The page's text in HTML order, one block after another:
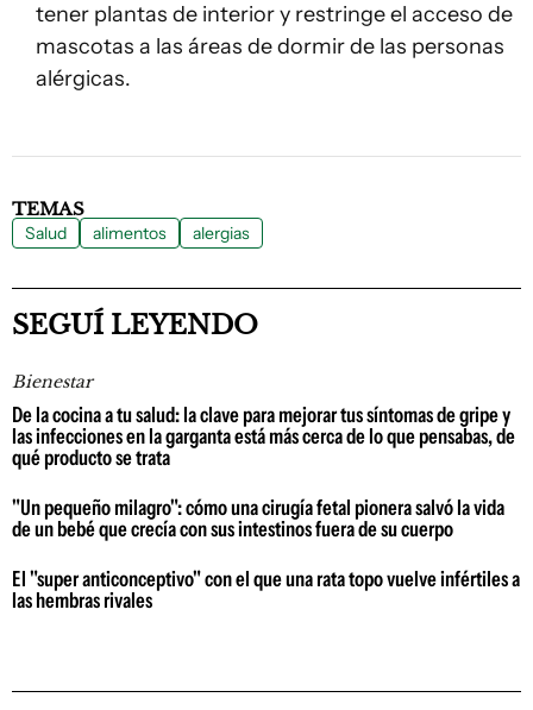
tener plantas de interior y restringe el acceso de
mascotas a las áreas de dormir de las personas
alérgicas.
TEMAS
Salud alimentos alergias
SEGUÍ LEYENDO
Bienestar
De la cocina a tu salud: la clave para mejorar tus síntomas de gripe y
las infecciones en la garganta está más cerca de lo que pensabas, de
qué producto se trata
"Un pequeño milagro": cómo una cirugía fetal pionera salvó la vida
de un bebé que crecía con sus intestinos fuera de su cuerpo
El "super anticonceptivo" con el que una rata topo vuelve infértiles a
las hembras rivales